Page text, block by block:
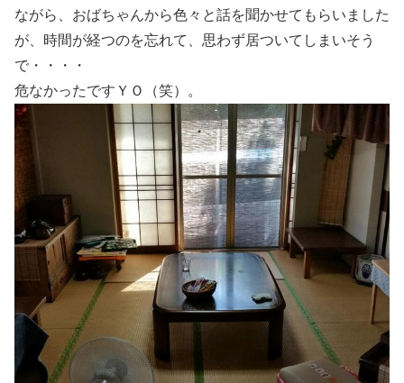
ながら、おばちゃんから色々と話を聞かせてもらいました
が、時間が経つのを忘れて、思わず居ついてしまいそう
で・・・・
危なかったですＹＯ（笑）。